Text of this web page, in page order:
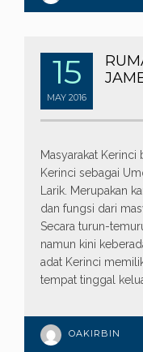
15
MAY 2016
Masyarakat
Kerinci sebagai
Larik. Merupakan
dan fungsi dari
Secara turun-
namun kini
adat Kerinci
tempat tinggal
OAKIRBIN